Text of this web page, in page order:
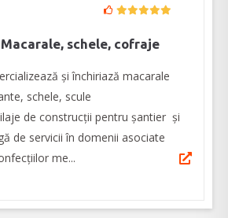
Macarale, schele, cofraje
și închiriază macarale
schele, scule
de construcții pentru șantier și
de servicii în domenii asociate
me...